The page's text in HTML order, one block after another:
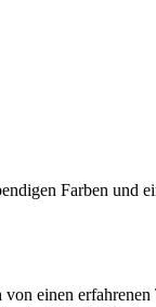
Farben und
einen